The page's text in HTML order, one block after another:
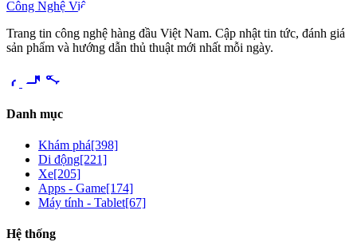
Công Nghệ Việt
Trang tin công nghệ hàng đầu Việt Nam. Cập nhật tin tức, đánh giá
sản phẩm và hướng dẫn thủ thuật mới nhất mỗi ngày.
videocam share
Danh mục
Khám phá[398]
Di động[221]
Xe[205]
Apps - Game[174]
Máy tính - Tablet[67]
Hệ thống